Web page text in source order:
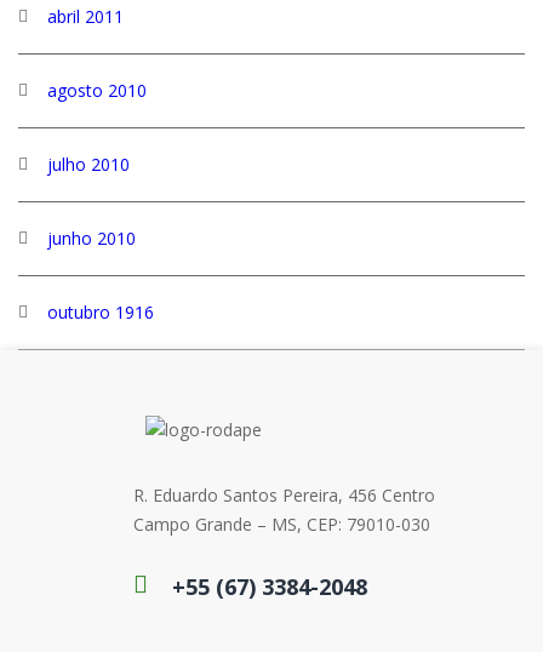
abril 2011
agosto 2010
julho 2010
junho 2010
outubro 1916
R. Eduardo Santos Pereira, 456 Centro
Campo Grande – MS, CEP: 79010-030
+55 (67) 3384-2048